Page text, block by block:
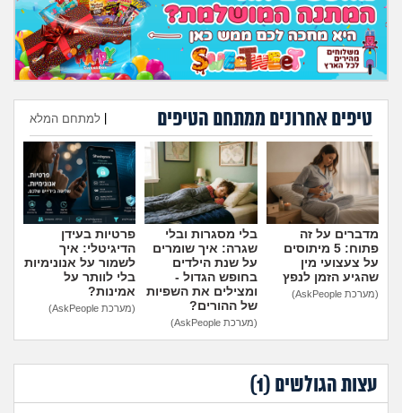
מה שעובר עליי
שומרים על הגוף
פיננסי וכלכלה
בין הסדינים
חיות מחמד
יוקר המחיה
גאווה
טיפים אחרונים ממתחם הטיפים למתחם המלא
הוספת טיפ
מדברים על זה
פתוח: 5 מיתוסים
על צעצועי מין
שהגיע הזמן לנפץ
(מערכת AskPeople)
בלי מסגרות ובלי
שגרה: איך שומרים
על שנת הילדים
בחופש הגדול -
ומצילים את השפיות
של ההורים?
(מערכת AskPeople)
פרטיות בעידן
הדיגיטלי: איך
לשמור על אנונימיות
בלי לוותר על
אמינות?
(מערכת AskPeople)
עצות הגולשים (1
)